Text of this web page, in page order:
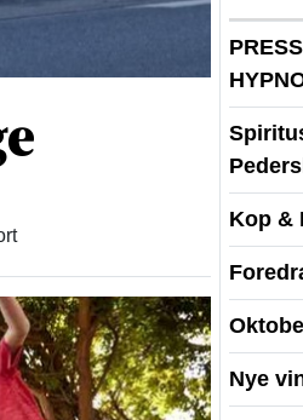
Kop &
Nye